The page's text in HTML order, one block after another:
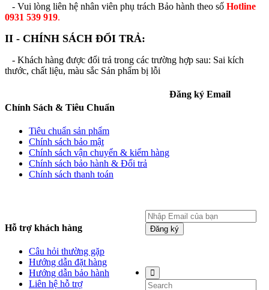
- Vui lòng liên hệ nhân viên phụ trách Bảo hành theo số Hotline
0931 539 919.
II - CHÍNH SÁCH ĐỔI TRẢ:
- Khách hàng được đổi trả trong các trường hợp sau: Sai kích
thước, chất liệu, màu sắc Sản phẩm bị lỗi
Chính Sách & Tiêu Chuẩn
Tiêu chuẩn sản phẩm
Chính sách bảo mật
Chính sách vận chuyển & kiểm hàng
Chính sách bảo hành & Đổi trả
Chính sách thanh toán
Hỗ trợ khách hàng
Câu hỏi thường gặp
Hướng dẫn đặt hàng
Hướng dẫn bảo hành
Liên hệ hỗ trợ
Đăng ký Email
Đăng ký